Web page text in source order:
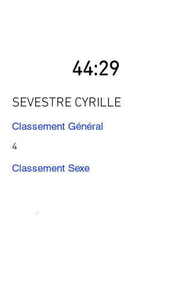
44:29
SEVESTRE CYRILLE
Classement Général
4
Classement Sexe
Précédent